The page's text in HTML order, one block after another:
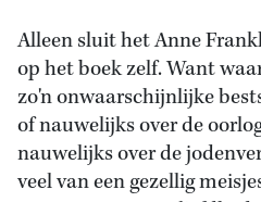
Alleen sluit het Anne
op het boek zelf. Want
zo'n onwaarschijnlijke
of nauwelijks over de
nauwelijks over de
veel van een gezellig